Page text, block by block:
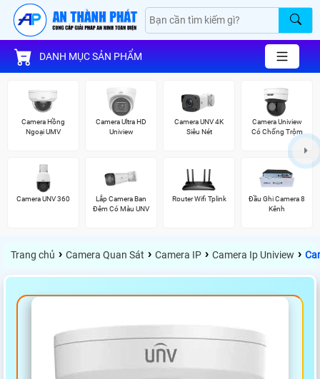
DANH MỤC SẢN PHẨM
Camera Hồng
Ngoại UMV
Camera Ultra HD
Uniview
Camera UNV 4K
Siêu Nét
Camera Uniview
Có Chống Trộm
Camera UNV 360
Lắp Camera Ban
Đêm Có Màu UNV
Router Wifi Tplink
Đầu Ghi Camera 8
Kênh
Trang chủ › Camera Quan Sát › Camera IP › Camera Ip Uniview ›